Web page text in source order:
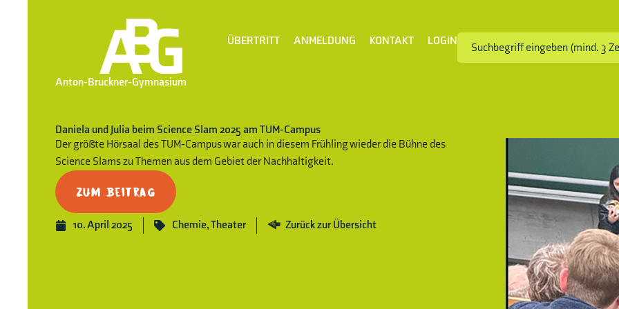
Anton-Bruckner-Gymnasium
ÜBERTRITT ANMELDUNG KONTAKT LOGIN
Daniela und Julia beim Science Slam 2025 am TUM-Campus
Der größte Hörsaal des TUM-Campus war auch in diesem Frühling wieder die Bühne des
Science Slams zu Themen aus dem Gebiet der Nachhaltigkeit.
Zum Beitrag
10. April 2025 Chemie,Theater Zurück zur Übersicht